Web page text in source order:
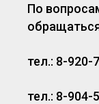
По
тел.: 8-920-
тел.: 8-904-